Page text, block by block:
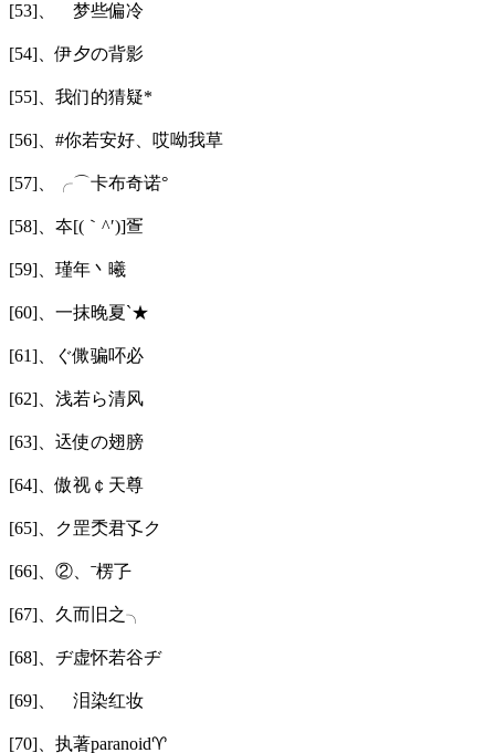
[53]、ゞ梦些偏冷
[54]、伊夕の背影
[55]、我们的猜疑*
[56]、#你若安好、哎呦我草
[57]、╭⌒卡布奇诺°
[58]、夲[(｀^′)]疍
[59]、瑾年丶曦
[60]、一抹晚夏`★
[61]、ぐ僛骗吥必ゞ
[62]、浅若ら清风
[63]、迗使の翅膀
[64]、傲视￠天尊
[65]、ク罡秂君孓ク
[66]、②、ˉ楞孒
[67]、久而旧之╮
[68]、ヂ虚怀若谷ヂ
[69]、ゞ泪染红妆
[70]、执著paranoid♈